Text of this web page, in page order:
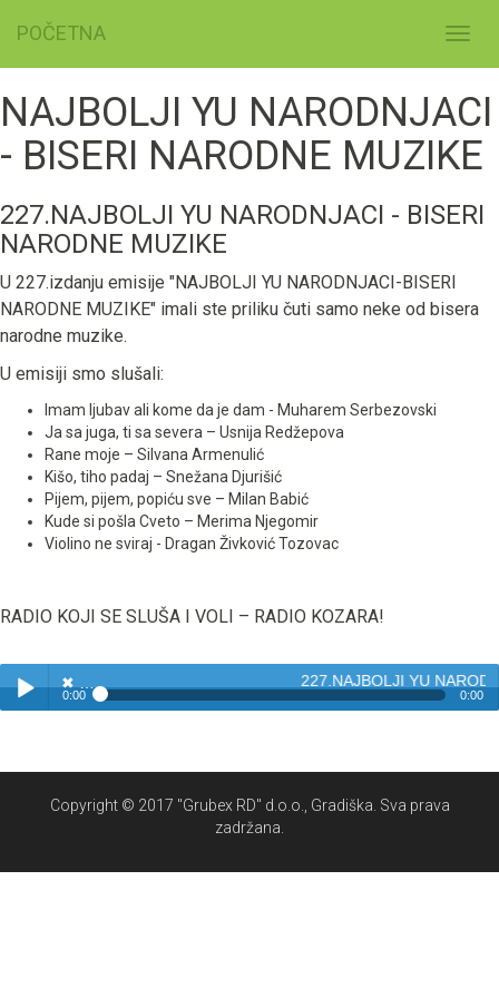
POČETNA
NAJBOLJI YU NARODNJACI
- BISERI NARODNE MUZIKE
227.NAJBOLJI YU NARODNJACI - BISERI
NARODNE MUZIKE
U 227.izdanju emisije "NAJBOLJI YU NARODNJACI-BISERI
NARODNE MUZIKE" imali ste priliku čuti samo neke od bisera
narodne muzike.
U emisiji smo slušali:
Imam ljubav ali kome da je dam - Muharem Serbezovski
Ja sa juga, ti sa severa – Usnija Redžepova
Rane moje – Silvana Armenulić
Kišo, tiho padaj – Snežana Djurišić
Pijem, pijem, popiću sve – Milan Babić
Kude si pošla Cveto – Merima Njegomir
Violino ne sviraj - Dragan Živković Tozovac
RADIO KOJI SE SLUŠA I VOLI – RADIO KOZARA!
✖ 227.NAJBOLJI YU
0:00 0:00
Copyright © 2017 "Grubex RD" d.o.o., Gradiška. Sva prava
zadržana.